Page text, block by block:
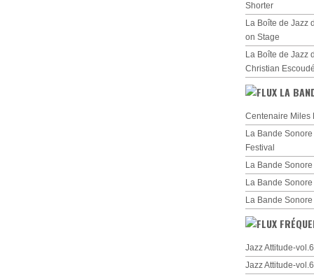
Shorter
La Boîte de Jazz
on Stage
La Boîte de Jazz
Christian
LA
Centenaire Miles
La Bande
Festival
La Bande
La Bande
La Bande
Jazz Attitude-
Jazz Attitude-